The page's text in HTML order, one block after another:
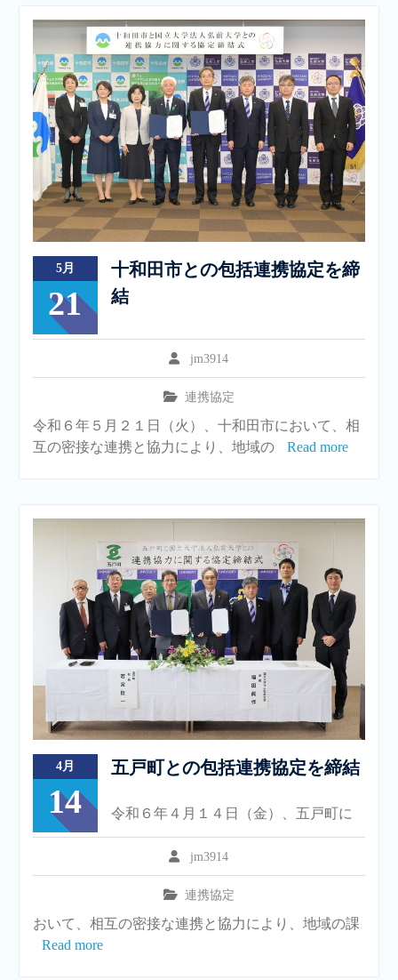
5月
21
十和田市との包括連携協定を締
結
jm3914
連携協定
令和６年５月２１日（火）、十和田市において、相
互の密接な連携と協力により、地域の
Read more
4月
14
五戸町との包括連携協定を締結
jm3914
連携協定
令和６年４月１４日（金）、五戸町に
おいて、相互の密接な連携と協力により、地域の課
Read more